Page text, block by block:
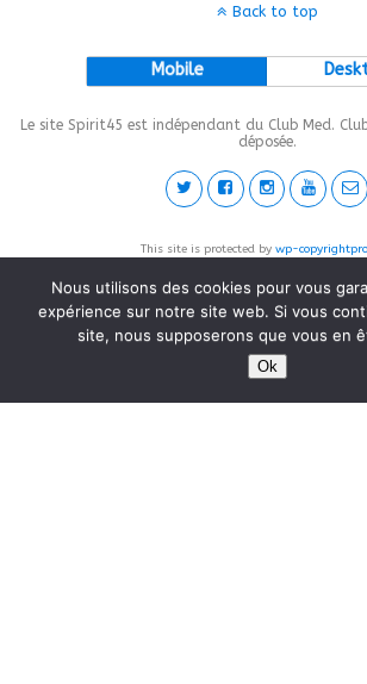
Back to top
Mobile
Le site Spirit45 est indépendant du Club Med.
déposée.
This site is protected by wp-
Nous utilisons des cookies pour vous
expérience sur notre site web. Si vous
site, nous supposerons que vous en
Ok